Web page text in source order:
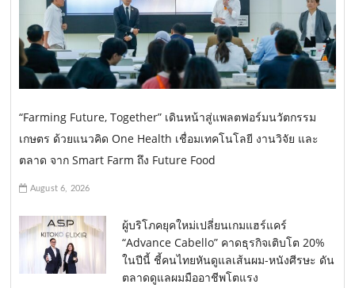
“Farming Future, Together” เดินหน้าสู่แพลตฟอร์มนวัตกรรม
เกษตร ด้วยแนวคิด One Health เชื่อมเทคโนโลยี งานวิจัย และ
ตลาด จาก Smart Farm ถึง Future Food
August 6, 2026
ผู้บริโภคยุคใหม่เปลี่ยนเกมแฮร์แคร์
“Advance Cabello” คาดธุรกิจเติบโต 20%
ในปีนี้ ชี้คนไทยหันดูแลเส้นผม-หนังศีรษะ ดัน
ตลาดดูแลผมมืออาชีพโตแรง